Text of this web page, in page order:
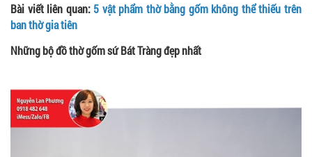
Bài viết liên quan: 5 vật phẩm thờ bằng gốm không thể thiếu trên
ban thờ gia tiên
Những bộ đồ thờ gốm sứ Bát Tràng đẹp nhất